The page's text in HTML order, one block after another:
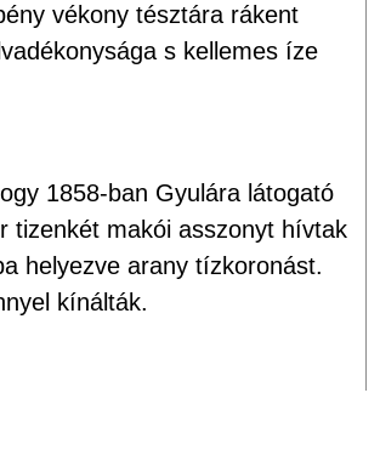
vékony tésztára rákent
s kellemes íze
1858-ban Gyulára látogató
tizenkét makói asszonyt hívtak
helyezve arany tízkoronást.
kínálták.